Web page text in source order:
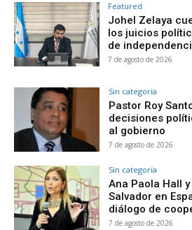
Featured
Johel Zelaya
los juicios
de
7 de agosto de 2026
Sin categoría
Pastor Roy
decisiones
al gobierno
7 de agosto de 2026
Sin categoría
Ana Paola Hall
Salvador en
diálogo de
7 de agosto de 2026